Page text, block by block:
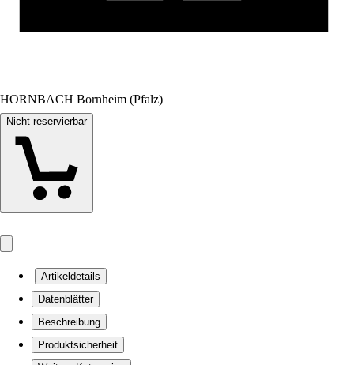
HORNBACH Bornheim (Pfalz)
Nicht reservierbar
Artikeldetails
Datenblätter
Beschreibung
Produktsicherheit